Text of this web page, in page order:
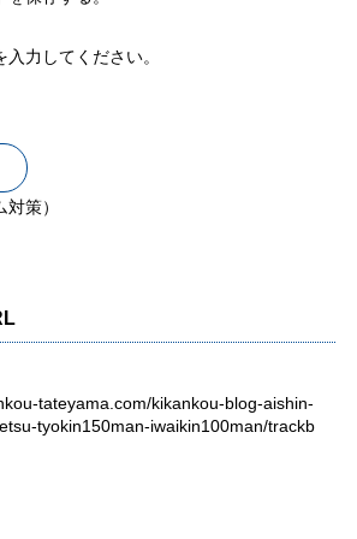
力してください。
策）
tateyama.com/kikankou-blog-aishin-
tyokin150man-iwaikin100man/trackb